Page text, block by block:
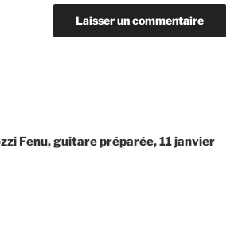
Fenu, guitare préparée, 11 janvier